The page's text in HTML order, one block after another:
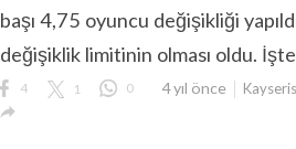
başı 4,75 oyuncu değişikliği
değişiklik limitinin olması oldu.
4 1 0 4 yıl önce
